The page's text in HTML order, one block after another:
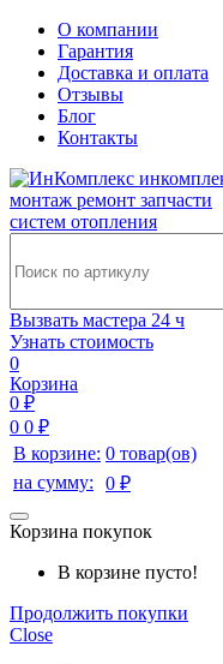
О компании
Гарантия
Доставка и оплата
Отзывы
Блог
Контакты
монтаж ремонт запчасти
систем отопления
Вызвать мастера 24 ч
Узнать стоимость
0
Корзина
0 ₽
0 0 ₽
В корзине: 0 товар(ов)
на сумму:
0 ₽
Корзина покупок
В корзине пусто!
Продолжить покупки
Close